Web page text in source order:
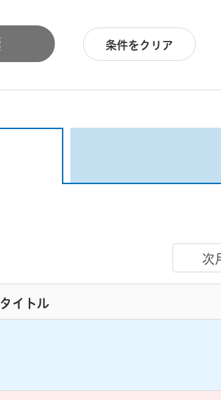
条件をクリア
次
タイトル